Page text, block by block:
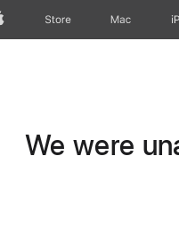
Apple Store Mac
We were